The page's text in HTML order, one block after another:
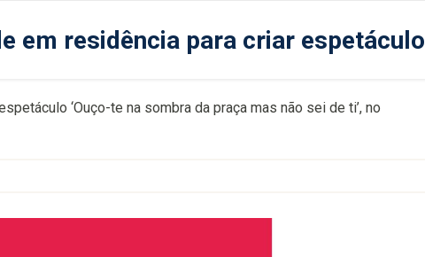
em residência para criar espetáculo
‘Ouço-te na sombra da praça mas não sei de ti’, no